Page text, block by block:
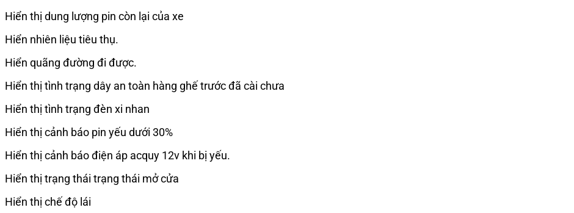
Hiển thị dung lượng pin còn lại của xe
Hiển nhiên liệu tiêu thụ.
Hiển quãng đường đi được.
Hiển thị tình trạng dây an toàn hàng ghế trước đã cài chưa
Hiển thị tình trạng đèn xi nhan
Hiển thị cảnh báo pin yếu dưới 30%
Hiển thị cảnh báo điện áp acquy 12v khi bị yếu.
Hiển thị trạng thái trạng thái mở cửa
Hiển thị chế độ lái